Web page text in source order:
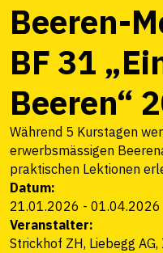
Beeren-
BF 31
Beeren“
Während 5 Kurstagen
erwerbsmässigen
praktischen Lektionen
Datum:
21.01.2026 - 01.04.2026
Veranstalter:
Strickhof ZH, Liebegg